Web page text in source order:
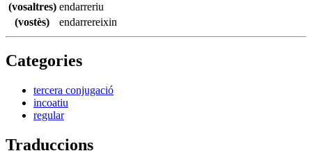
(vosaltres) endarreriu
(vostès)
endarrereixin
Categories
tercera conjugació
incoatiu
regular
Traduccions